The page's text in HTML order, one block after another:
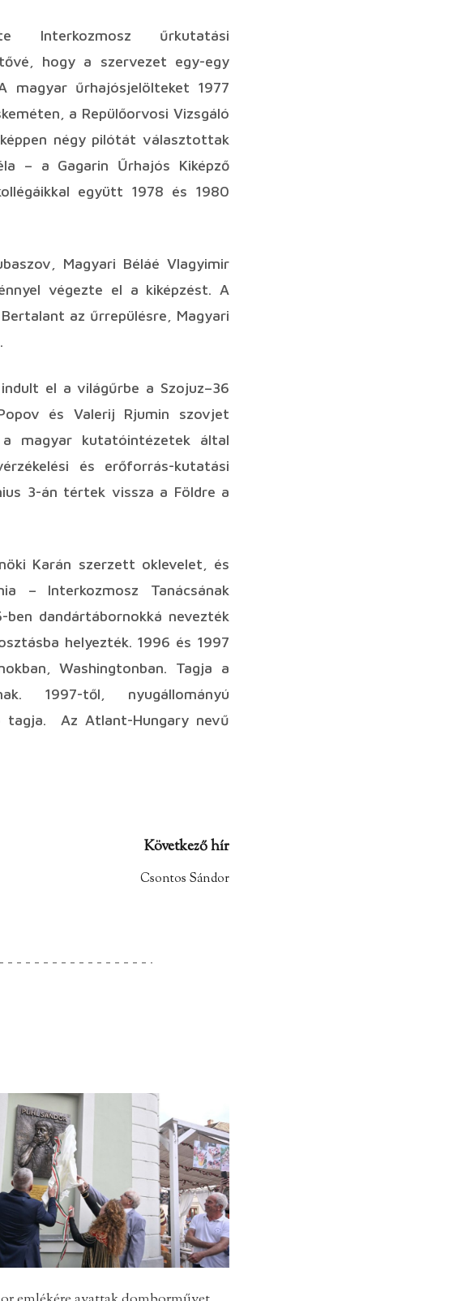
Interkozmosz űrkutatási
hogy a szervezet egy-egy
magyar űrhajósjelölteket 1977
a Repülőorvosi Vizsgáló
négy pilótát választottak
– a Gagarin Űrhajós Kiképző
együtt 1978 és 1980
Magyari Béláé Vlagyimir
végezte el a kiképzést. A
az űrrepülésre, Magyari
el a világűrbe a Szojuz–36
és Valerij Rjumin szovjet
magyar kutatóintézetek által
és erőforrás-kutatási
3-án tértek vissza a Földre a
Karán szerzett oklevelet, és
– Interkozmosz Tanácsának
dandártábornokká nevezték
helyezték. 1996 és 1997
Washingtonban. Tagja a
1997-től, nyugállományú
tagja. Az Atlant-Hungary nevű
Következő hír
Csontos Sándor